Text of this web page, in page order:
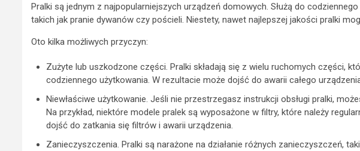
Pralki są jednym z najpopularniejszych urządzeń domowych. Służą do
takich jak pranie dywanów czy pościeli. Niestety, nawet najlepszej jakości pralki
Oto kilka możliwych przyczyn:
Zużyte lub uszkodzone części. Pralki składają się z wielu ruchomych części,
codziennego użytkowania. W rezultacie może dojść do awarii całego
Niewłaściwe użytkowanie. Jeśli nie przestrzegasz instrukcji obsługi pralki,
Na przykład, niektóre modele pralek są wyposażone w filtry, które należy
dojść do zatkania się filtrów i awarii urządzenia.
Zanieczyszczenia. Pralki są narażone na działanie różnych zanieczyszczeń,